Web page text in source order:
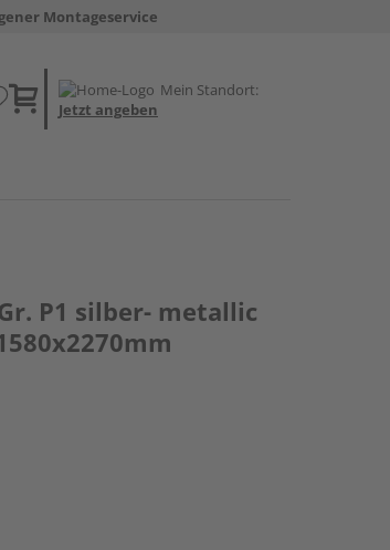
Montageservice
Mein Standort:
Jetzt angeben
P1 silber- metallic